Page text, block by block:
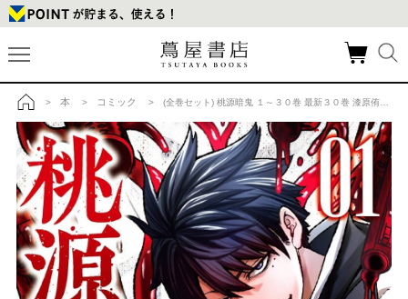
トップ
> 本 > コミック > (全巻セット) 桃源暗鬼 １～３０巻 最新３０巻 漆原侑来の商品詳細